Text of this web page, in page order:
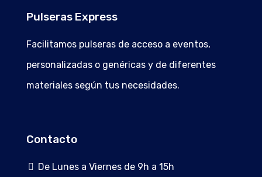
Pulseras Express
Facilitamos pulseras de acceso a eventos,
personalizadas o genéricas y de diferentes
materiales según tus necesidades.
Contacto
De Lunes a Viernes de 9h a 15h